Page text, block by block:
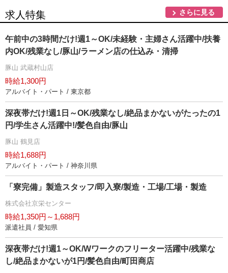
求人特集 さらに見る
午前中の3時間だけ!週1～OK/未経験・主婦さん活躍中/扶養
内OK/残業なし/豚山/ラーメン店の仕込み・清掃
豚山 武蔵村山店
時給1,300円
アルバイト・パート / 東京都
深夜帯だけ!週1日～OK/残業なし/絶品まかないがたったの1
円/学生さん活躍中!/髪色自由/豚山
豚山 鶴見店
時給1,688円
アルバイト・パート / 神奈川県
「寮完備」製造スタッフ/即入寮/製造・工場/工場・製造
株式会社京栄センター
時給1,350円～1,688円
派遣社員 / 愛知県
深夜帯だけ!週1～OK/Wワークのフリーター活躍中/残業な
し/絶品まかないが1円/髪色自由/町田商店